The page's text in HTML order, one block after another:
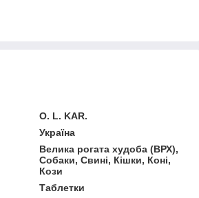
O. L. KAR.
Україна
Велика рогата худоба (ВРХ),
Собаки, Свині, Кішки, Коні,
Кози
Таблетки